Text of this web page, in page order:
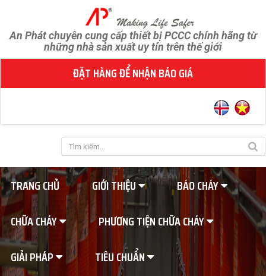
An Phát chuyên cung cấp thiết bị PCCC chính hãng từ
những nhà sản xuất uy tín trên thế giới
ĐẶT HÀNG ĐỂ NHẬN BÁO GIÁ
TRANG CHỦ GIỚI THIỆU
BÁO CHÁY
CHỮA CHÁY
PHƯƠNG TIỆN CHỮA CHÁY
GIẢI PHÁP
TIÊU CHUẨN